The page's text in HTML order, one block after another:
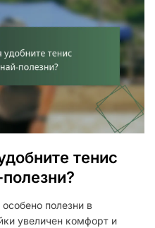
тенис
полезни в
увеличен комфорт и